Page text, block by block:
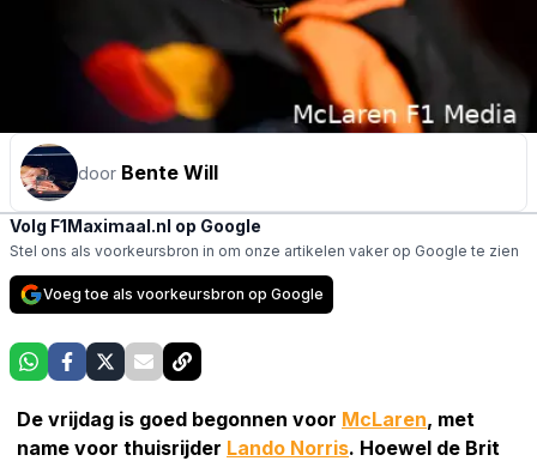
door Bente Will
Volg F1Maximaal.nl op Google
Stel ons als voorkeursbron in om onze artikelen vaker op Google te zien
Voeg toe als voorkeursbron op Google
De vrijdag is goed begonnen voor McLaren, met
name voor thuisrijder Lando Norris. Hoewel de Brit